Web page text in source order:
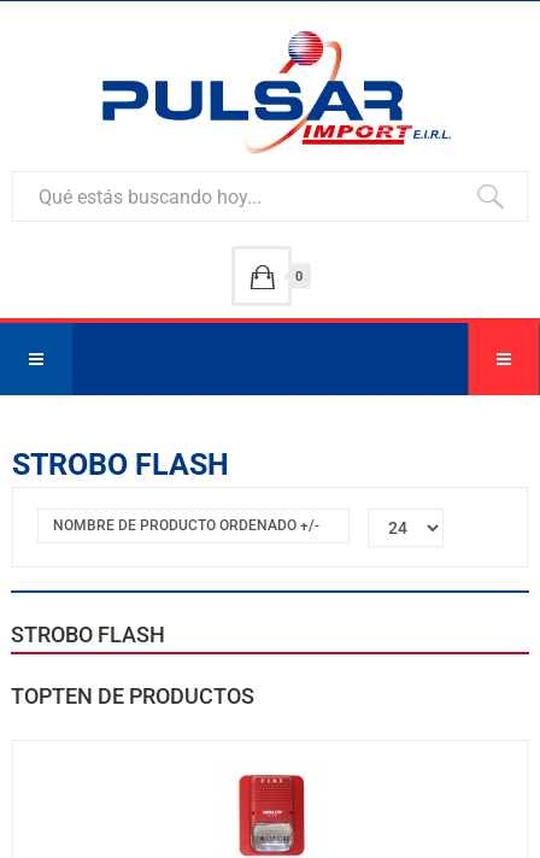
0
STROBO FLASH
NOMBRE DE PRODUCTO ORDENADO +/-
STROBO FLASH
TOPTEN DE PRODUCTOS